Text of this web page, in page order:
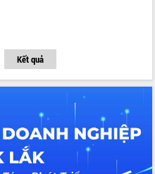
Kết quả